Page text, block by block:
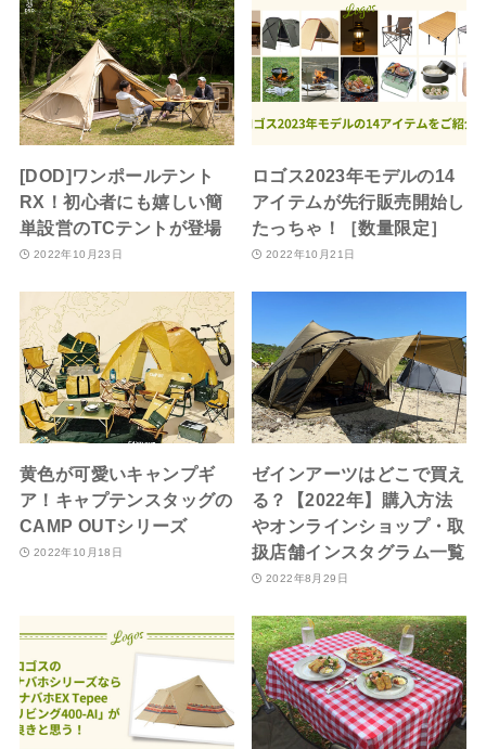
[DOD]ワンポールテント
RX！初心者にも嬉しい簡
単設営のTCテントが登場
2022年10月23日
ロゴス2023年モデルの14
アイテムが先行販売開始し
たっちゃ！［数量限定］
2022年10月21日
黄色が可愛いキャンプギ
ア！キャプテンスタッグの
CAMP OUTシリーズ
2022年10月18日
ゼインアーツはどこで買え
る？【2022年】購入方法
やオンラインショップ・取
扱店舗インスタグラム一覧
2022年8月29日